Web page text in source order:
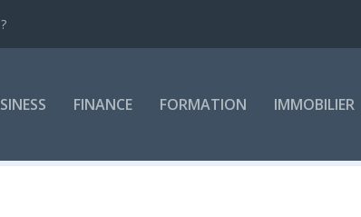
FINANCE FORMATION IMMOBILIER